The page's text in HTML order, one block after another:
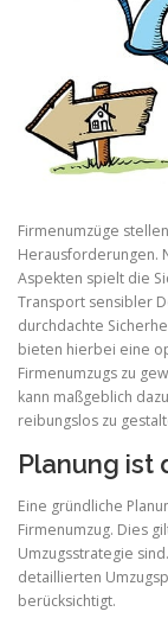
Firmenumzüge
Herausforderungen.
Aspekten spielt die
Transport sensibler
durchdachte
bieten hierbei eine
Firmenumzugs zu
kann maßgeblich
reibungslos zu
Planung ist
Eine gründliche
Firmenumzug. Dies
Umzugsstrategie
detaillierten
berücksichtigt.